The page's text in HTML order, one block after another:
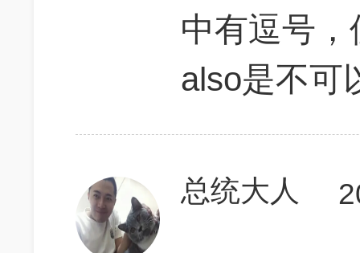
中有逗号
also是不可
总统大人